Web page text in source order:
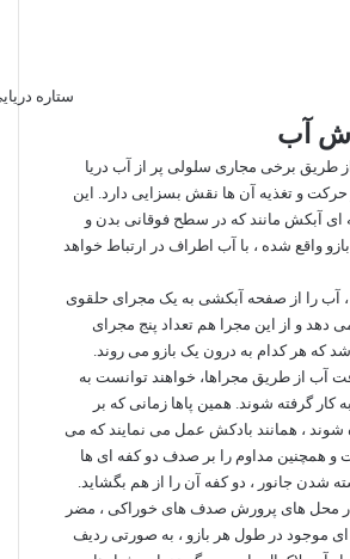
ستاره
آب
طریق برخی مجاری سلولی پر از آب دریا
و تغذیه آن ها نقش بسزایی دارد. این
آبکش مانند که در سطح فوقانی بدن و
واقع شده ، با آب اطراف در ارتباط خواهد
را از صفحه آبکشی به یک مجرای حلقوی
دهد و از این مجرا هم تعداد پنج مجرای
که هر کدام به درون یک بازو می ‌روند.
آب از طریق مجراها، خواهند توانست به
کار گرفته شوند. همین پاها زمانی که بر
، همانند بادکش عمل می‌ نمایند که می
و همچنین مداوم را بر صدف دو کفه ‌ای ها
شدن جانور ، دو کفه آن را از هم بگشاید.
در محل های پرورش صدف های خوراکی ، مضر
‌ای موجود در طول هر بازو ، به صورتی ردیف